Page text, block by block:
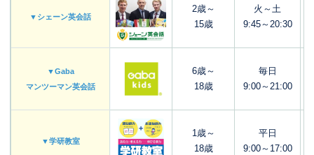
▼シェーン英会話
2歳～
15歳
火～土
9:45～20:30
▼Gaba
マンツーマン英会話
6歳～
18歳
毎日
9:00～21:00
▼学研教室
1歳～
18歳
平日
9:00～17:00